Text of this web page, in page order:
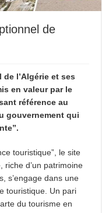
de
l’Algérie et ses
en valeur par le
référence au
gouvernement qui
touristique”, le site
riche d’un patrimoine
s’engage dans une
touristique. Un pari
du tourisme en